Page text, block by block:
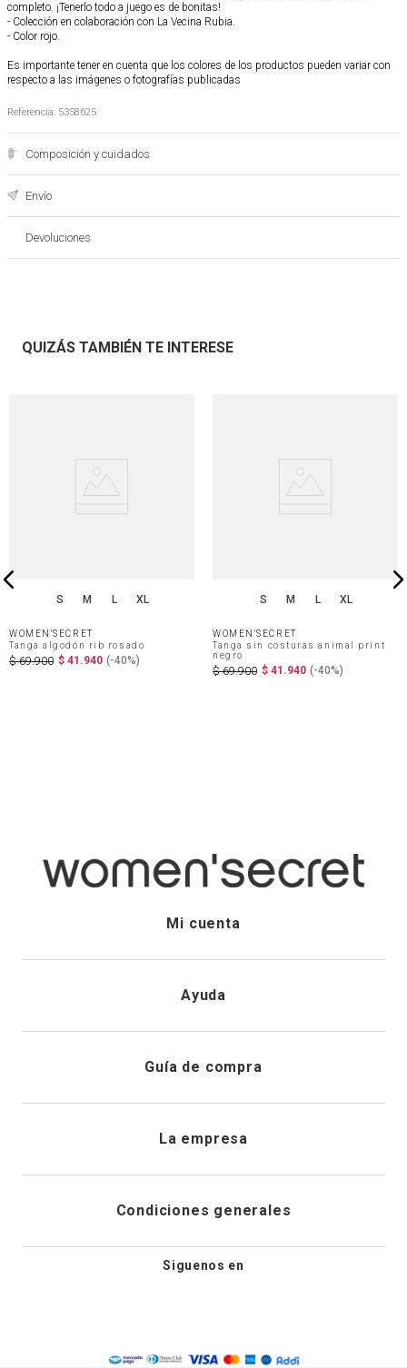
completo. ¡Tenerlo todo a juego es de bonitas!
- Colección en colaboración con La Vecina Rubia.
- Color rojo.
Es importante tener en cuenta que los colores de los productos pueden variar con
respecto a las imágenes o fotografías publicadas
Referencia: 5358625
Composición y cuidados
Envío
Devoluciones
QUIZÁS TAMBIÉN TE INTERESE
S M L XL
WOMEN'SECRET
Tanga algodón rib rosado
$ 69.900 $ 41 .940 (-40%)
S M L XL
WOMEN'SECRET
Tanga sin costuras animal print
negro
$ 69.900 $ 41 .940 (-40%)
Mi cuenta
Registrarme
Historial de pedidos
Ayuda
Envíanos un email
Cambios, devoluciones y desistimiento
Guía de compra
Cuidado de prendas
La empresa
Tiendas
Condiciones generales
Aviso legal
Siguenos en